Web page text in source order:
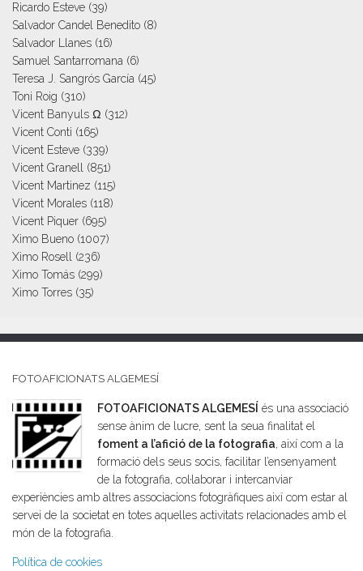
Ricardo Esteve (39)
Salvador Candel Benedito (8)
Salvador Llanes (16)
Samuel Santarromana (6)
Teresa J. Sangrós García (45)
Toni Roig (310)
Vicent Banyuls Ω (312)
Vicent Conti (165)
Vicent Esteve (339)
Vicent Granell
(851)
Vicent Martinez (115)
Vicent Morales (118)
Vicent Piquer (695)
Ximo Bueno (1007)
Ximo Rosell
(236)
Ximo Tomás (299)
Ximo Torres (35)
FOTOAFICIONATS ALGEMESÍ
FOTOAFICIONATS ALGEMESÍ és una associació
sense ànim de lucre, sent la seua finalitat el
foment a l’afició de la fotografia, així com a la
formació dels seus socis, facilitar l’ensenyament
de la fotografia, col·laborar i intercanviar
experiències amb altres associacions fotogràfiques així com estar al
servei de la societat en totes aquelles activitats relacionades amb el
món de la fotografia.
Política de cookies